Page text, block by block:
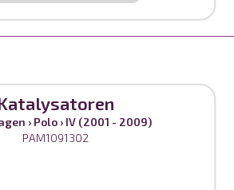
› Polo › IV (2001 - 2009)
PAM1091302